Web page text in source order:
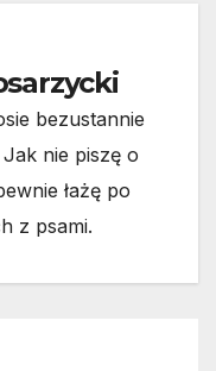
bezustannie
nie piszę o
łażę po
z psami.